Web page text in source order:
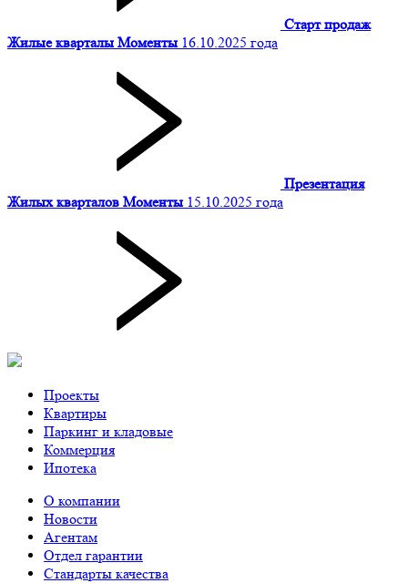
Старт продаж
Жилые кварталы Моменты 16.10.2025 года
Презентация
Жилых кварталов Моменты 15.10.2025 года
Проекты
Квартиры
Паркинг и кладовые
Коммерция
Ипотека
О компании
Новости
Агентам
Отдел гарантии
Стандарты качества